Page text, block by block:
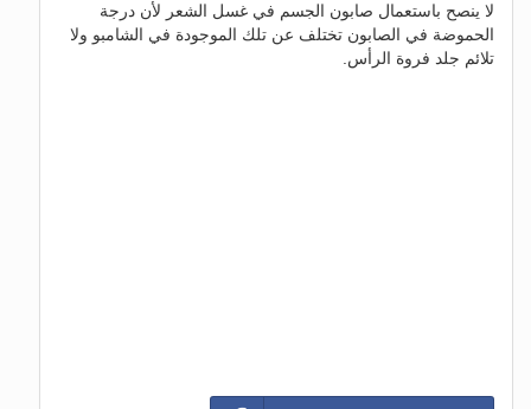
لا ينصح باستعمال صابون الجسم في غسل الشعر لأن درجة
الحموضة في الصابون تختلف عن تلك الموجودة في الشامبو ولا
تلائم جلد فروة الرأس.